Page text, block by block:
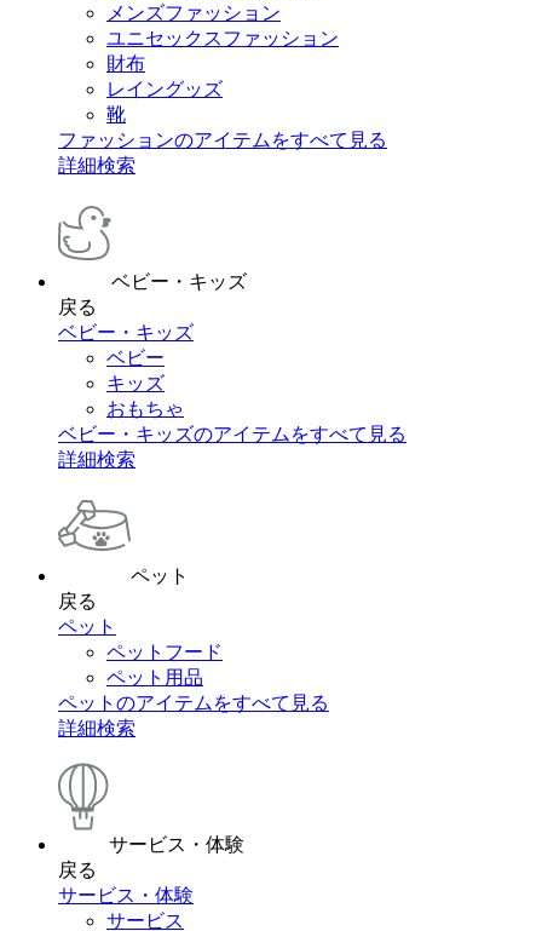
メンズファッション
ユニセックスファッション
財布
レイングッズ
靴
ファッションのアイテムをすべて見る
詳細検索
ベビー・キッズ
戻る
ベビー・キッズ
ベビー
キッズ
おもちゃ
ベビー・キッズのアイテムをすべて見る
詳細検索
ペット
戻る
ペット
ペットフード
ペット用品
ペットのアイテムをすべて見る
詳細検索
サービス・体験
戻る
サービス・体験
サービス